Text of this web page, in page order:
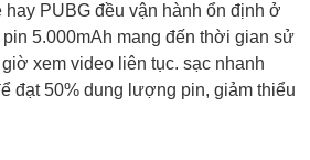
PUBG đều vận hành ổn định ở
5.000mAh mang đến thời gian sử
xem video liên tục. sạc nhanh
đạt 50% dung lượng pin, giảm thiểu